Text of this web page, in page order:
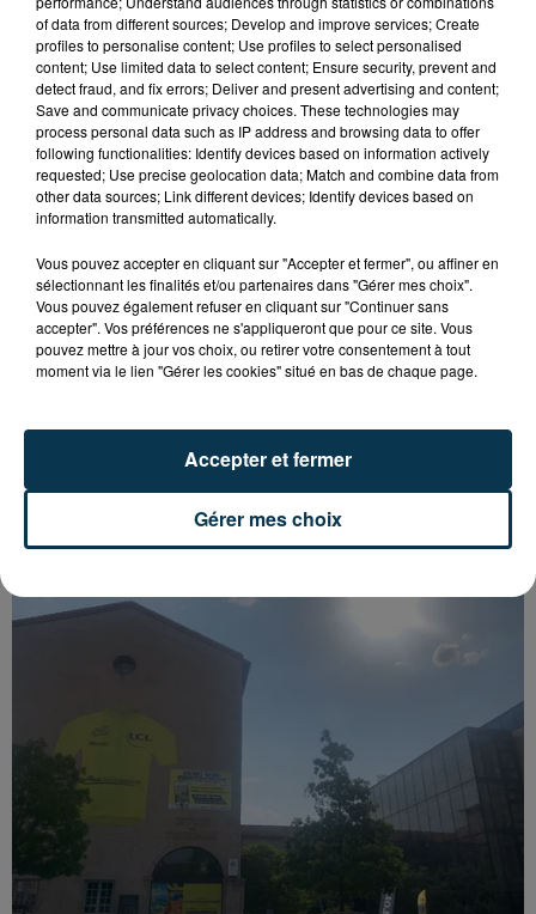
FOREZTIVAL : DROGUÉ ET TENANT DES
PROPOS DÉPLACÉS, UN FESTIVALIER A...
SAINT-ETIENNE : UN ENFANT DÉCÈDE APRÈS
of data from different sources; Develop and improve services; Create
profiles to personalise content; Use profiles to select personalised
content; Use limited data to select content; Ensure security, prevent and
detect fraud, and fix errors; Deliver and present advertising and content;
Save and communicate privacy choices. These technologies may
process personal data such as IP address and browsing data to offer
following functionalities: Identify devices based on information actively
requested; Use precise geolocation data; Match and combine data from
other data sources; Link different devices; Identify devices based on
information transmitted automatically.
Vous pouvez accepter en cliquant sur "Accepter et fermer", ou affiner en
sélectionnant les finalités et/ou partenaires dans "Gérer mes choix".
Vous pouvez également refuser en cliquant sur "Continuer sans
accepter". Vos préférences ne s'appliqueront que pour ce site. Vous
pouvez mettre à jour vos choix, ou retirer votre consentement à tout
moment via le lien "Gérer les cookies" situé en bas de chaque page.
Gérer mes choix
Accepter et fermer